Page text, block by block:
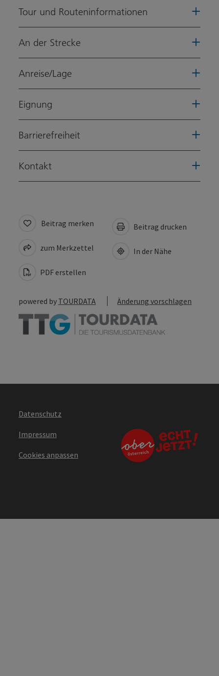
Tour und Routeninformationen
An der Strecke
Anreise/Lage
Eignung
Barrierefreiheit
Kontakt
Beitrag merken
zum Merkzettel
PDF erstellen
Beitrag drucken
In der Nähe
powered by TOURDATA Änderung vorschlagen
Datenschutz
Impressum
Cookies anpassen